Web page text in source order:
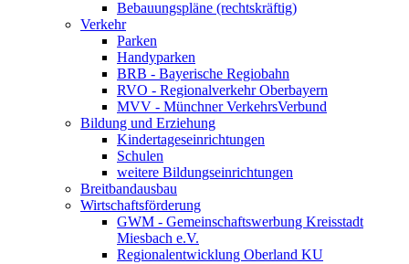
Bebauungspläne (rechtskräftig)
Verkehr
Parken
Handyparken
BRB - Bayerische Regiobahn
RVO - Regionalverkehr Oberbayern
MVV - Münchner VerkehrsVerbund
Bildung und Erziehung
Kindertageseinrichtungen
Schulen
weitere Bildungseinrichtungen
Breitbandausbau
Wirtschaftsförderung
GWM - Gemeinschaftswerbung Kreisstadt
Miesbach e.V.
Regionalentwicklung Oberland KU